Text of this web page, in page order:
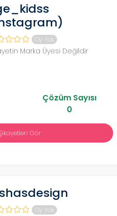
Oy Yok
Marka Üyesi Değildir
Çözüm Sayısı
0
Gör
Oy Yok